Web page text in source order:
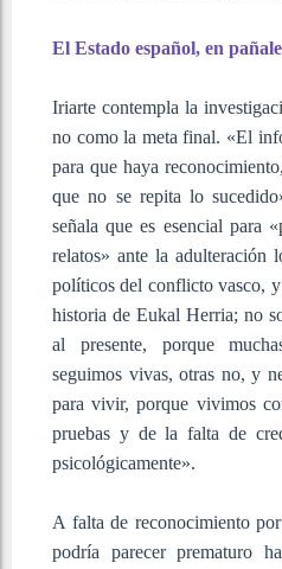
El Estado español, en
Iriarte contempla la
no como la meta final. «El
para que haya
que no se repita lo
señala que es esencial para
relatos» ante la adulteración
políticos del conflicto vasco,
historia de Eukal Herria; no
al presente, porque
seguimos vivas, otras no, y
para vivir, porque vivimos
pruebas y de la falta de
psicológicamente».
A falta de reconocimiento
podría parecer prematuro